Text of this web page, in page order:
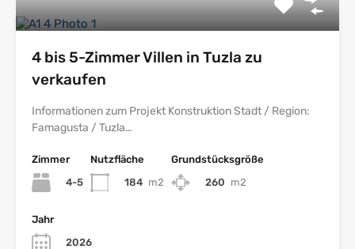
4 bis 5-Zimmer Villen in Tuzla zu
verkaufen
Informationen zum Projekt Konstruktion Stadt / Region:
Famagusta / Tuzla…
Zimmer
4-5
Nutzfläche
184 m2
Grundstücksgröße
260 m2
Jahr
2026